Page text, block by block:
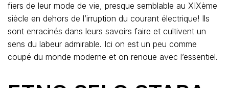
fiers de leur mode de vie, presque semblable au XIXème
siècle en dehors de l’irruption du courant électrique! Ils
sont enracinés dans leurs savoirs faire et cultivent un
sens du labeur admirable. Ici on est un peu comme
coupé du monde moderne et on renoue avec l’essentiel.